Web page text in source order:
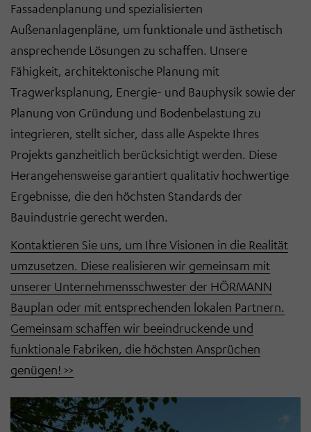
Fassadenplanung und spezialisierten
Außenanlagenpläne, um funktionale und ästhetisch
ansprechende Lösungen zu schaffen. Unsere
Fähigkeit, architektonische Planung mit
Tragwerksplanung, Energie- und Bauphysik sowie der
Planung von Gründung und Bodenbelastung zu
integrieren, stellt sicher, dass alle Aspekte Ihres
Projekts ganzheitlich berücksichtigt werden. Diese
Herangehensweise garantiert qualitativ hochwertige
Ergebnisse, die den höchsten Standards der
Bauindustrie gerecht werden.
Kontaktieren Sie uns, um Ihre Visionen in die Realität
umzusetzen. Diese realisieren wir gemeinsam mit
unserer Unternehmensschwester der HÖRMANN
Bauplan oder mit entsprechenden lokalen Partnern.
Gemeinsam schaffen wir beeindruckende und
funktionale Fabriken, die höchsten Ansprüchen
genügen! >>